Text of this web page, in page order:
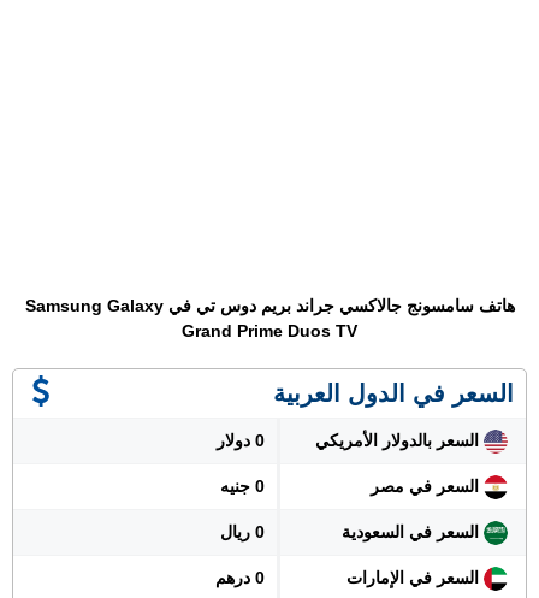
هاتف سامسونج جالاكسي جراند بريم دوس تي في Samsung Galaxy
Grand Prime Duos TV
السعر في الدول العربية
السعر بالدولار الأمريكي 0 دولار
السعر في مصر 0 جنيه
السعر في السعودية 0 ريال
السعر في الإمارات 0 درهم